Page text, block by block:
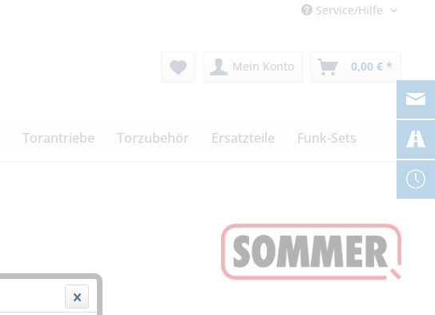
Service/Hilfe
Mein Konto 0,00 € *
Torantriebe Torzubehör Ersatzteile Funk-Sets